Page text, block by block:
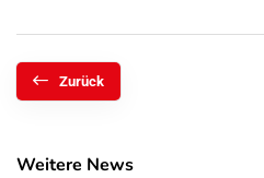
Zurück
Weitere News